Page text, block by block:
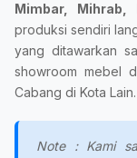
Mimbar,
produksi sendiri
yang ditawarkan
showroom mebel
Cabang di Kota Lain.
Note : Kami